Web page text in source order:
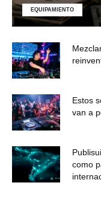
EQUIPAMIENTO
Estos
van a
como